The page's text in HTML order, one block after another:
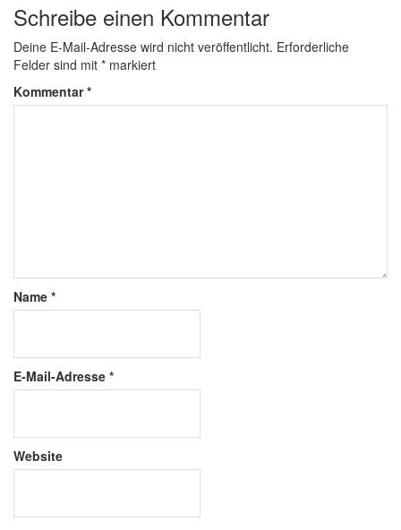
Schreibe einen Kommentar
Deine E-Mail-Adresse wird nicht veröffentlicht. Erforderliche
Felder sind mit * markiert
Kommentar*
Name *
E-Mail-Adresse *
Website